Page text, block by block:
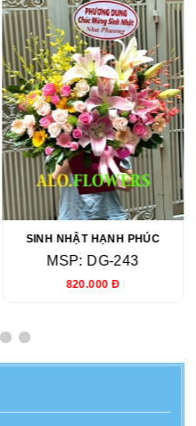
SINH NHẬT HẠNH PHÚC
MSP: DG-243
820.000 Đ